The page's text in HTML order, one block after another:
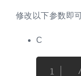
修改以下参数即
C